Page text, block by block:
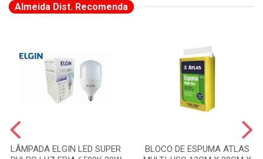
Almeida Dist. Recomenda
LÂMPADA ELGIN LED SUPER
BLOCO DE ESPUMA ATLAS